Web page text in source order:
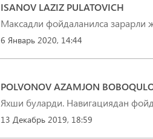
ISANOV LAZIZ PULATOVICH
Максадли фойдаланилса зарарли
6 Январь 2020, 14:44
POLVONOV AZAMJON
Яхши буларди. Навигациядан
13 Декабрь 2019, 18:59